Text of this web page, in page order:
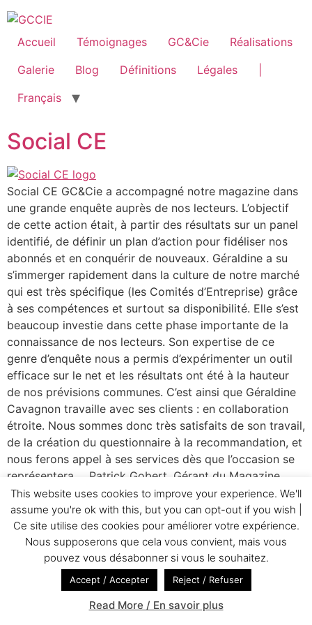
Accueil Témoignages GC&Cie
Réalisations
Galerie
Blog Définitions Légales
Français
Social CE
Social CE GC&Cie a accompagné notre magazine dans
une grande enquête auprès de nos lecteurs. L’objectif
de cette action était, à partir des résultats sur un panel
identifié, de définir un plan d’action pour fidéliser nos
abonnés et en conquérir de nouveaux. Géraldine a su
s’immerger rapidement dans la culture de notre marché
qui est très spécifique (les Comités d’Entreprise) grâce
à ses compétences et surtout sa disponibilité. Elle s’est
beaucoup investie dans cette phase importante de la
connaissance de nos lecteurs. Son expertise de ce
genre d’enquête nous a permis d’expérimenter un outil
efficace sur le net et les résultats ont été à la hauteur
de nos prévisions communes. C’est ainsi que Géraldine
Cavagnon travaille avec ses clients : en collaboration
étroite. Nous sommes donc très satisfaits de son travail,
de la création du questionnaire à la recommandation, et
nous ferons appel à ses services dès que l’occasion se
représentera…. Patrick Gobert, Gérant du Magazine
Social CE 1er juin 2011 www.socialce.fr
Accueil Témoignages GC&Cie
Réalisations
Galerie
Blog Définitions Légales
|
This website uses cookies to improve your experience. We'll
assume you're ok with this, but you can opt-out if you wish |
Ce site utilise des cookies pour améliorer votre expérience.
Nous supposerons que cela vous convient, mais vous
pouvez vous désabonner si vous le souhaitez.
Accept / Accepter Reject / Refuser
Read More / En savoir plus